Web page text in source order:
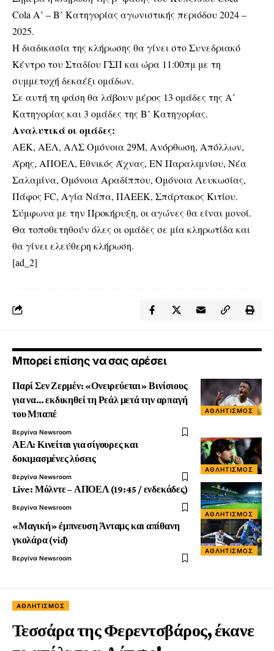
Cola Α’ – Β’ Κατηγορίας αγωνιστικής περιόδου 2024 –
2025.
Η διαδικασία της κλήρωσης θα γίνει στο Συνεδριακό
Κέντρο του Σταδίου ΓΣΠ και ώρα 11:00πμ με τη
συμμετοχή δεκαέξι ομάδων.
Σε αυτή τη φάση θα λάβουν μέρος 13 ομάδες της Α’
Κατηγορίας και 3 ομάδες της Β’ Κατηγορίας.
Αναλυτικά οι ομάδες:
ΑΕΚ, ΑΕΛ, ΑΛΣ Ομόνοια 29Μ, Ανόρθωση, Απόλλων,
Άρης, ΑΠΟΕΛ, Εθνικός Άχνας, ΕΝ Παραλιμνίου, Νέα
Σαλαμίνα, Ομόνοια Αραδίππου, Ομόνοια Λευκωσίας,
Πάφος FC, Αγία Νάπα, ΠΑΕΕΚ, Σπάρτακος Κιτίου.
Σύμφωνα με την Προκήρυξη, οι αγώνες θα είναι μονοί.
Θα τοποθετηθούν όλες οι ομάδες σε μία κληρωτίδα και
θα γίνει ελεύθερη κλήρωση.
[ad_2]
Μπορεί επίσης να σας αρέσει
ΑΘΛΗΤΙΣΜΌΣ
Παρί Σεν Ζερμέν: «Ονειρεύεται» Βινίσιους
για να… εκδικηθεί τη Ρεάλ μετά την αρπαγή
του Μπαπέ
Βεργίνα Newsroom
ΑΘΛΗΤΙΣΜΌΣ
ΑΕΛ: Κινείται για σίγουρες και
δοκιμασμένες λύσεις
Βεργίνα Newsroom
ΑΘΛΗΤΙΣΜΌΣ
Live: Μόλντε – ΑΠΟΕΛ (19:45 / ενδεκάδες)
Βεργίνα Newsroom
ΑΘΛΗΤΙΣΜΌΣ
«Μαγική» έμπνευση Άνταμς και απίθανη
γκολάρα (vid)
Βεργίνα Newsroom
ΑΘΛΗΤΙΣΜΌΣ
Τεσσάρα της Φερεντσβάρος, έκανε